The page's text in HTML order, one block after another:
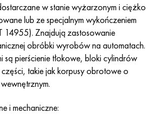
w stanie wyżarzonym i ciężko
lub ze specjalnym wykończeniem
14955). Znajdują zastosowanie
obróbki wyrobów na automatach.
są pierścienie tłokowe, bloki cylindrów
takie jak korpusy obrotowe o
i mechaniczne:
5547
S45000
40NiCrMo7
36hnm